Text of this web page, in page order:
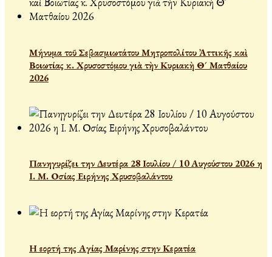
Μήνυμα τοῦ Σεβασμιωτάτου Μητροπολίτου Ἀττικῆς καὶ
Βοιωτίας κ. Χρυσοστόμου γιὰ τὴν Κυριακὴ Θ´ Ματθαίου
2026
Πανηγυρίζει την Δευτέρα 28 Ιουλίου / 10 Αυγούστου 2026 η
Ι. Μ. Οσίας Ειρήνης Χρυσοβαλάντου
Η εορτή της Αγίας Μαρίνης στην Κερατέα